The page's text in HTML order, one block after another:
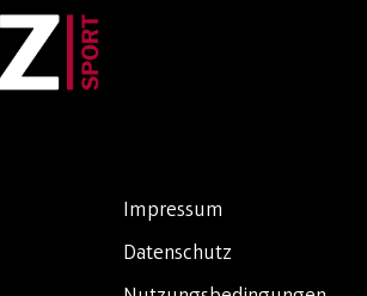
Impressum
Datenschutz